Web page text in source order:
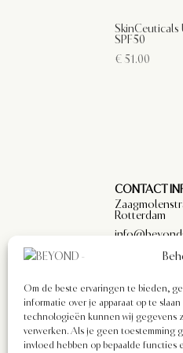
Om de beste ervaringen te bieden,
informatie over je apparaat op te
technologieën kunnen wij gegevens
verwerken. Als je geen toestemming
invloed hebben op bepaalde functies
SkinCeuticals
SPF50
€ 51.00
CONTACT
Rotterdam